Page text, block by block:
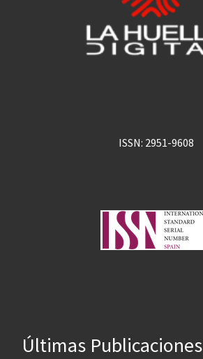
ISSN: 2951-9608
Últimas Publicaciones